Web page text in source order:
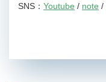
SNS： Youtube / note /